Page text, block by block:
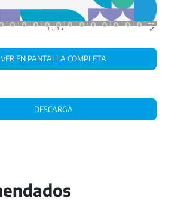
VER EN PANTALLA COMPLETA
DESCARGA